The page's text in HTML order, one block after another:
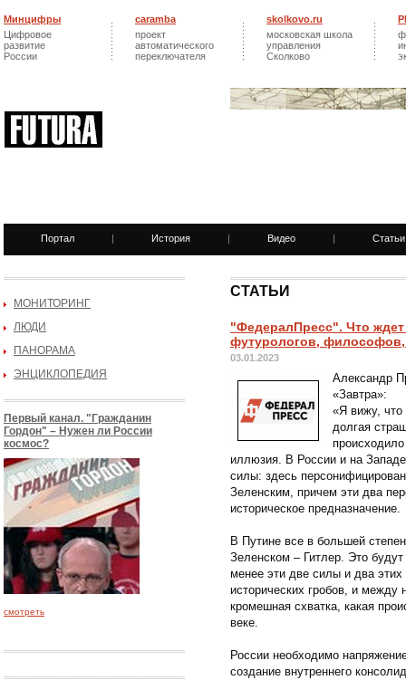
Минцифры
Цифровое
развитие
России
caramba
проект
автоматического
переключателя
skolkovo.ru
московская школа
управления
Сколково
Портал | История | Видео | Статьи
МОНИТОРИНГ
ЛЮДИ
ПАНОРАМА
ЭНЦИКЛОПЕДИЯ
Первый канал. "Гражданин
Гордон" – Нужен ли России
космос?
смотреть
СТАТЬИ
"ФедералПресс". Что
футурологов, философов,
03.01.2023
Александр
«Завтра»:
«Я вижу, что
долгая
иллюзия. В России и на
силы: здесь
Зеленским, причем эти два
историческое предназначение.
В Путине все в большей
Зеленском – Гитлер. Это
менее эти две силы и два
исторических гробов, и между
кромешная схватка, какая
веке.
России необходимо
создание внутреннего